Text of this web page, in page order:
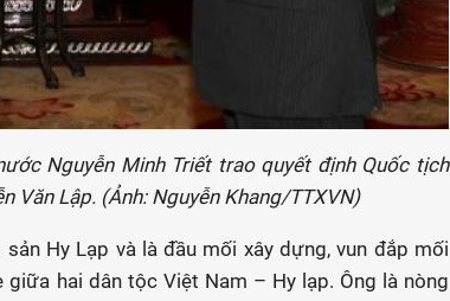
Nguyễn Minh Triết trao quyết định Quốc tịch
Văn Lập. (Ảnh: Nguyễn Khang/TTXVN)
Hy Lạp và là đầu mối xây dựng, vun đắp mối
hai dân tộc Việt Nam – Hy lạp. Ông là nòng